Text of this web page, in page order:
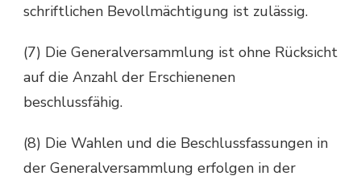
schriftlichen Bevollmächtigung ist zulässig.
(7) Die Generalversammlung ist ohne Rücksicht
auf die Anzahl der Erschienenen
beschlussfähig.
(8) Die Wahlen und die Beschlussfassungen in
der Generalversammlung erfolgen in der